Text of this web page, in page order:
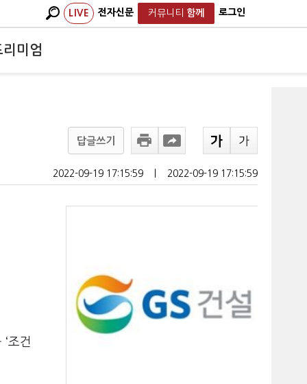
LIVE 전자신문 커뮤니티 함께 로그인
리미엄
답글쓰기
2022-09-19 17:15:59 2022-09-19 17:15:59
조건